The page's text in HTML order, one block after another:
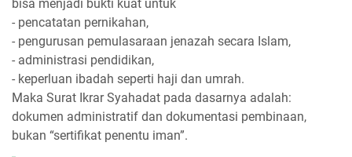
bisa menjadi bukti kuat untuk
- pencatatan pernikahan,
- pengurusan pemulasaraan jenazah secara Islam,
- administrasi pendidikan,
- keperluan ibadah seperti haji dan umrah.
Maka Surat Ikrar Syahadat pada dasarnya adalah:
dokumen administratif dan dokumentasi pembinaan,
bukan “sertifikat penentu iman”.